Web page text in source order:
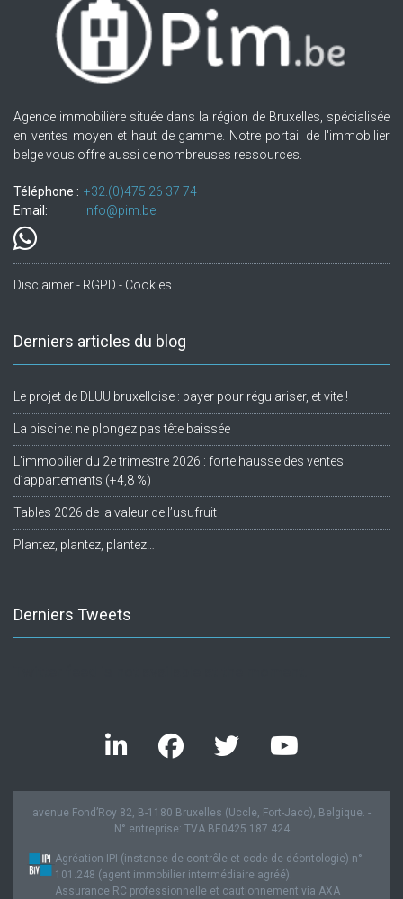
Agence immobilière située dans la région de Bruxelles, spécialisée
en ventes moyen et haut de gamme. Notre portail de l'immobilier
belge vous offre aussi de nombreuses ressources.
Téléphone : +32.(0)475 26 37 74
Email:
info@pim.be
Disclaimer - RGPD - Cookies
Derniers articles du blog
Le projet de DLUU bruxelloise : payer pour régulariser, et vite !
La piscine: ne plongez pas tête baissée
L’immobilier du 2e trimestre 2026 : forte hausse des ventes
d’appartements (+4,8 %)
Tables 2026 de la valeur de l’usufruit
Plantez, plantez, plantez…
Derniers Tweets
avenue Fond’Roy 82, B-1180 Bruxelles (Uccle, Fort-Jaco), Belgique. -
N° entreprise: TVA BE0425.187.424
Agréation IPI (instance de contrôle et code de déontologie) n°
101.248 (agent immobilier intermédiaire agréé).
Assurance RC professionnelle et cautionnement via AXA